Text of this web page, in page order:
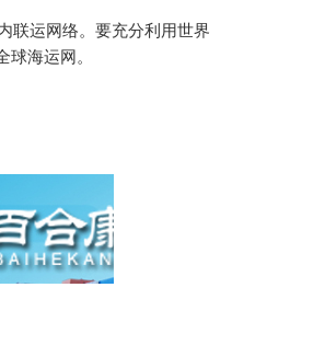
联运网络。要充分利用世界
海运网。